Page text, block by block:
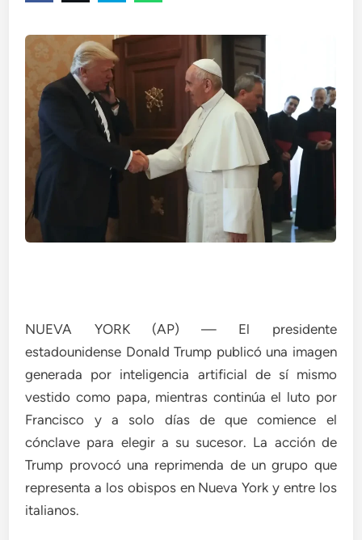
NUEVA YORK (AP) — El presidente
estadounidense Donald Trump publicó una imagen
generada por inteligencia artificial de sí mismo
vestido como papa, mientras continúa el luto por
Francisco y a solo días de que comience el
cónclave para elegir a su sucesor. La acción de
Trump provocó una reprimenda de un grupo que
representa a los obispos en Nueva York y entre los
italianos.